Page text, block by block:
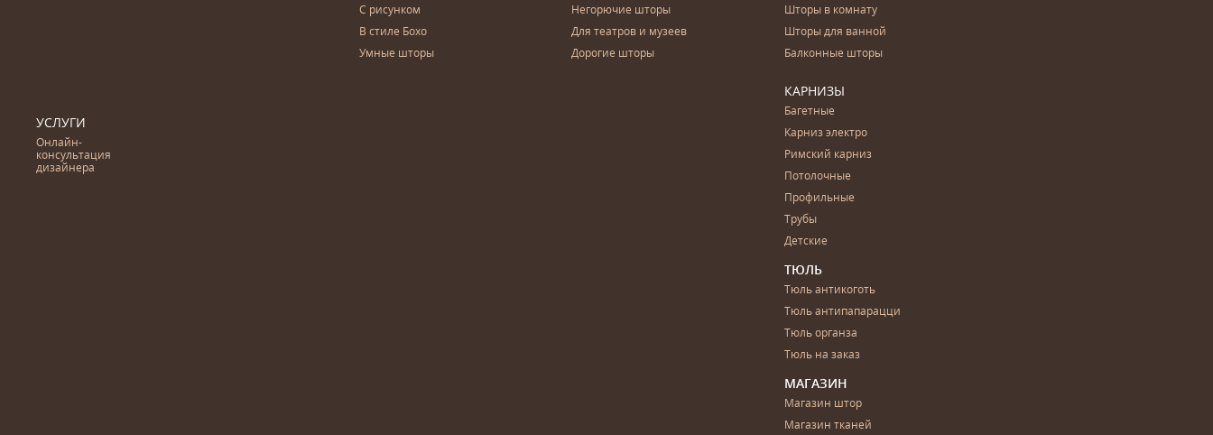
УСЛУГИ
Онлайн-
консультация
дизайнера
С рисунком
В стиле Бохо
Умные шторы
Негорючие шторы
Для театров и музеев
Дорогие шторы
Шторы в комнату
Шторы для ванной
Балконные шторы
КАРНИЗЫ
Багетные
Карниз электро
Римский карниз
Потолочные
Профильные
Трубы
Детские
ТЮЛЬ
Тюль антикоготь
Тюль антипапарацци
Тюль органза
Тюль на заказ
МАГАЗИН
Магазин штор
Магазин тканей